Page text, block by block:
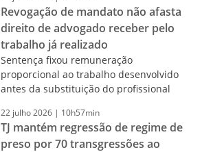
Revogação de mandato não afasta
direito de advogado receber pelo
trabalho já realizado
Sentença fixou remuneração
proporcional ao trabalho desenvolvido
antes da substituição do profissional
22 julho2026 | 10h57min
TJ mantém regressão de regime de
preso por 70 transgressões ao